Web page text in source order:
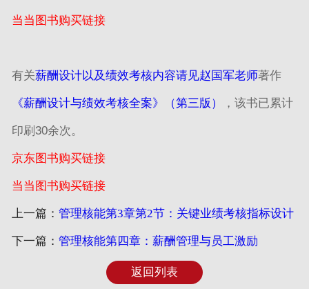
当当图书购买链接
有关薪酬设计以及绩效考核内容请见赵国军老师著作
《薪酬设计与绩效考核全案》（第三版） ，该书已累计
印刷30余次。
京东图书购买链接
当当图书购买链接
上一篇： 管理核能第3章第2节：关键业绩考核指标设计
下一篇： 管理核能第四章：薪酬管理与员工激励
返回列表